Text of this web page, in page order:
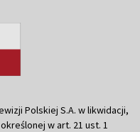
Polskiej S.A. w likwidacji,
w art. 21 ust. 1